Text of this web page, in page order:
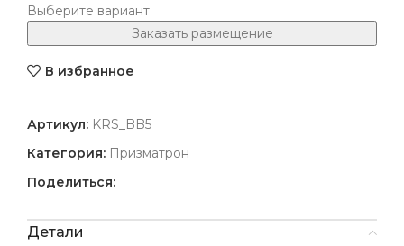
Выберите вариант
Заказать размещение
В избранное
Артикул: KRS_BB5
Категория: Призматрон
Поделиться:
Детали